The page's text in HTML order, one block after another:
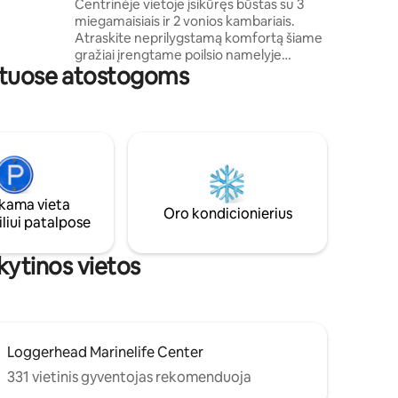
Centrinėje vietoje įsikūręs būstas su 3
miegamaisiais ir 2 vonios kambariais.
Atraskite neprilygstamą komfortą šiame
gražiai įrengtame poilsio namelyje
Jupiteryje – vos už kelių minučių kelio
nuo nepaliestų paplūdimių, puikaus golfo
gyvenamosios erdvės, pilnai įrengta
virtuvė ir atpalaiduojantis kiemas. Puikiai
tinka dienoms paplūdimyje, žaidimų
vakarams ir paprastoms pramogoms
atostogoms
vieta
patalpose
Oro kondicionierius
vietos
Loggerhead Marinelife Center
331 vietinis gyventojas rekomenduoja